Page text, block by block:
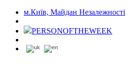
м.Київ, Майдан Незалежності
PERSONOFTHEWEEK